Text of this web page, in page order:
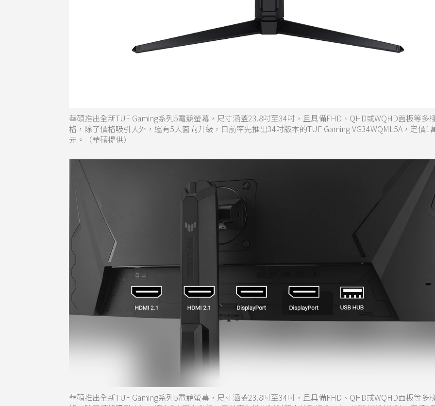
華碩推出全新TUF Gaming系列5電競螢幕，尺寸涵蓋23.8吋至34吋，且具備FHD、QHD或WQHD面板等多
格，除了價格吸引人外，還有5大面向升級，目前率先推出34吋版本的TUF Gaming VG34WQML5A，定價1
元。（華碩提供）
華碩推出全新TUF Gaming系列5電競螢幕，尺寸涵蓋23.8吋至34吋，且具備FHD、QHD或WQHD面板等多